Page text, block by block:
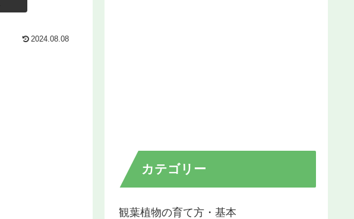
2024.08.08
カテゴリー
観葉植物の育て方・基本